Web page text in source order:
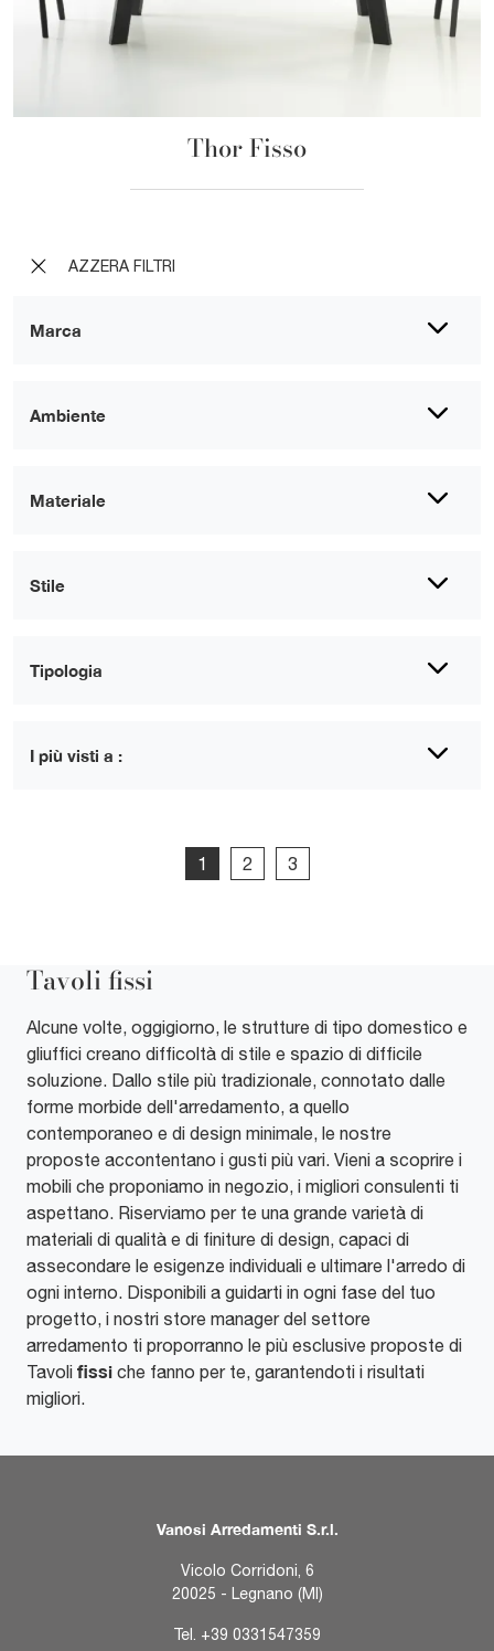
AZZERA FILTRI
Marca
Ambiente
Materiale
Stile
Tipologia
I più visti a :
Thor Fisso
1 2 3
Tavoli fissi
Alcune volte, oggigiorno, le strutture di tipo domestico e
gliuffici creano difficoltà di stile e spazio di difficile
soluzione. Dallo stile più tradizionale, connotato dalle
forme morbide dell'arredamento, a quello
contemporaneo e di design minimale, le nostre
proposte accontentano i gusti più vari. Vieni a scoprire i
mobili che proponiamo in negozio, i migliori consulenti ti
aspettano. Riserviamo per te una grande varietà di
materiali di qualità e di finiture di design, capaci di
assecondare le esigenze individuali e ultimare l'arredo di
ogni interno. Disponibili a guidarti in ogni fase del tuo
progetto, i nostri store manager del settore
arredamento ti proporranno le più esclusive proposte di
Tavoli fissi che fanno per te, garantendoti i risultati
migliori.
Vanosi Arredamenti S.r.l.
Vicolo Corridoni, 6
20025 - Legnano (MI)
Tel. +39 0331547359